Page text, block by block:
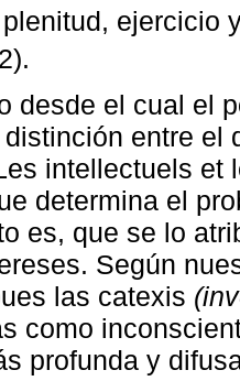
ejercicio
desde el cual el
entre el
intellectuels et
determina el
es, que se lo
Según
las catexis
como
profunda y